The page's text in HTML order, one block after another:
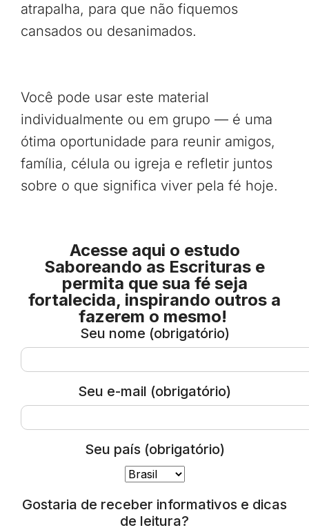
atrapalha, para que não fiquemos
cansados ou desanimados.
Você pode usar este material
individualmente ou em grupo — é uma
ótima oportunidade para reunir amigos,
família, célula ou igreja e refletir juntos
sobre o que significa viver pela fé hoje.
Acesse aqui o estudo
Saboreando as Escrituras e
permita que sua fé seja
fortalecida, inspirando outros a
fazerem o mesmo!
Seu nome (obrigatório)
Seu e-mail (obrigatório)
Seu país (obrigatório)
Gostaria de receber informativos e dicas
de leitura?